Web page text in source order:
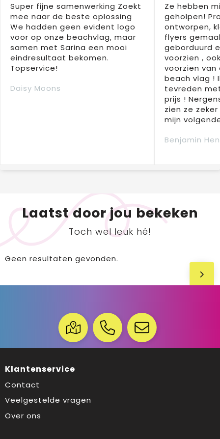
Super fijne samenwerking Zoekt
mee naar de beste oplossing
We hadden geen evident logo
voor op onze beachvlag, maar
samen met Sarina een mooi
eindresultaat bekomen.
Topservice!
Daisy Moons
Ze hebben
geholpen!
ontworpen,
flyers
geborduurd
voorzien ,
voorzien
beach vlag !
tevreden
prijs !
zien ze
mijn
Benjamin
Laatst door jou bekeken
Toch wel leuk hé!
Geen resultaten gevonden.
Klantenservice
Contact
Veelgestelde vragen
Over ons